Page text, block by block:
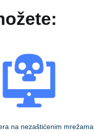
na nezaštićenim mrežama